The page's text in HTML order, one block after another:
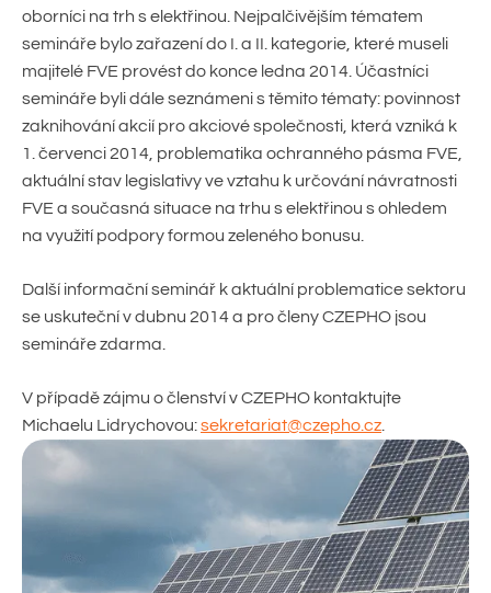
oborníci na trh s elektřinou. Nejpalčivějším tématem
semináře bylo zařazení do I. a II. kategorie, které museli
majitelé FVE provést do konce ledna 2014. Účastníci
semináře byli dále seznámeni s těmito tématy: povinnost
zaknihování akcií pro akciové společnosti, která vzniká k
1. červenci 2014, problematika ochranného pásma FVE,
aktuální stav legislativy ve vztahu k určování návratnosti
FVE a současná situace na trhu s elektřinou s ohledem
na využití podpory formou zeleného bonusu.
Další informační seminář k aktuální problematice sektoru
se uskuteční v dubnu 2014 a pro členy CZEPHO jsou
semináře zdarma.
V případě zájmu o členství v CZEPHO kontaktujte
Michaelu Lidrychovou:sekretariat@czepho.cz.